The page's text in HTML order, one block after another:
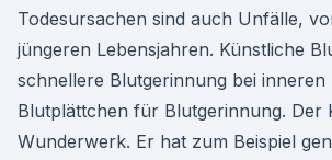
Todesursachen sind auch Unfälle,
jüngeren Lebensjahren. Künstliche
schnellere Blutgerinnung bei inneren
Blutplättchen für Blutgerinnung. Der
Wunderwerk. Er hat zum Beispiel